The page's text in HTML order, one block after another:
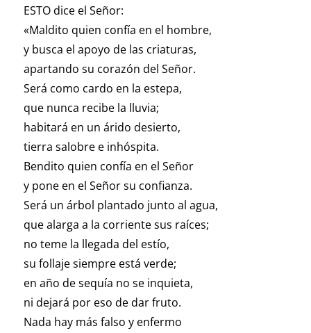
ESTO dice el Señor:
«Maldito quien confía en el hombre,
y busca el apoyo de las criaturas,
apartando su corazón del Señor.
Será como cardo en la estepa,
que nunca recibe la lluvia;
habitará en un árido desierto,
tierra salobre e inhóspita.
Bendito quien confía en el Señor
y pone en el Señor su confianza.
Será un árbol plantado junto al agua,
que alarga a la corriente sus raíces;
no teme la llegada del estío,
su follaje siempre está verde;
en año de sequía no se inquieta,
ni dejará por eso de dar fruto.
Nada hay más falso y enfermo